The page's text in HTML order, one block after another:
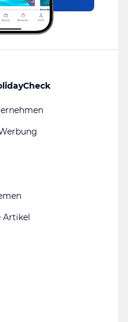
Artikel